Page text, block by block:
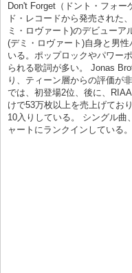
Don't Forget（ドント・フォー
ド・レコードから発売された
ミ・ロヴァート)のデビュー
(デミ・ロヴァート)自身と男
いる。ポップロックやパワー
られる歌詞が多い。 Jonas
り、ティーン層からの評価が
では、初登場2位、後に、
けで53万枚以上を売上げてお
10入りしている。 シングル曲
ャートにランクインしている。